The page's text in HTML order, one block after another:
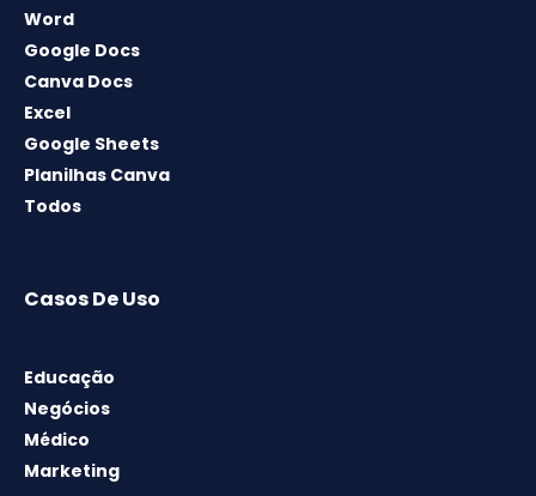
Word
Google Docs
Canva Docs
Excel
Google Sheets
Planilhas Canva
Todos
Casos De Uso
Educação
Negócios
Médico
Marketing